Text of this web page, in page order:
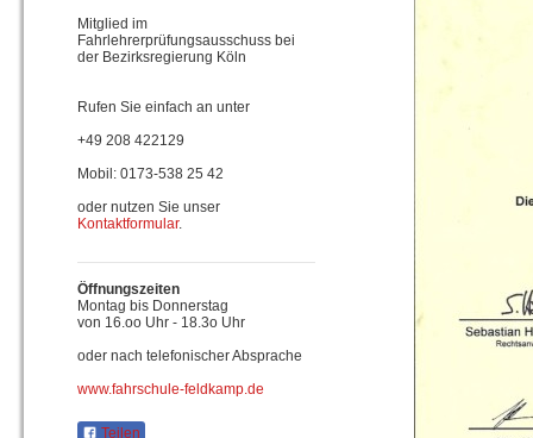
Mitglied im
Fahrlehrerprüfungsausschuss bei
der Bezirksregierung Köln
Rufen Sie einfach an unter
+49 208 422129
Mobil: 0173-538 25 42
oder nutzen Sie unser
Kontaktformular.
Öffnungszeiten
Montag bis Donnerstag
von 16.oo Uhr - 18.3o Uhr
oder nach telefonischer Absprache
www.fahrschule-feldkamp.de
Teilen